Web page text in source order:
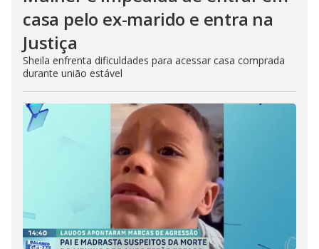
casa pelo ex-marido e entra na
Justiça
Sheila enfrenta dificuldades para acessar casa comprada
durante união estável